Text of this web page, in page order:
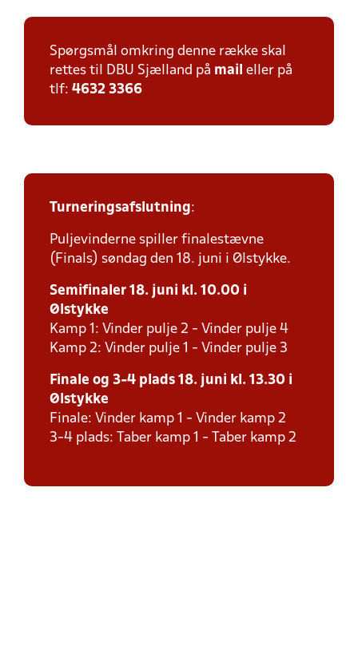
Spørgsmål omkring denne række skal
rettes til DBU Sjælland på mail eller på
tlf: 4632 3366
Turneringsafslutning:
Puljevinderne spiller finalestævne
(Finals) søndag den 18. juni i Ølstykke.
Semifinaler 18. juni kl. 10.00 i
Ølstykke
Kamp 1: Vinder pulje 2 - Vinder pulje 4
Kamp 2: Vinder pulje 1 - Vinder pulje 3
Finale og 3-4 plads 18. juni kl. 13.30 i
Ølstykke
Finale: Vinder kamp 1 - Vinder kamp 2
3-4 plads: Taber kamp 1 - Taber kamp 2